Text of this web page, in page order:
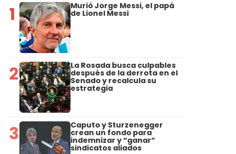
1 Murió Jorge Messi, el papá
de Lionel Messi
2 La Rosada busca culpables
después de la derrota en el
Senado y recalcula su
estrategia
3 Caputo y Sturzenegger
crean un fondo para
indemnizar y “ganar”
sindicatos aliados